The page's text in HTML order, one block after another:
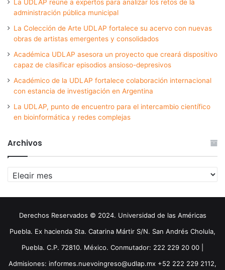
La UDLAP reúne a expertos para analizar los retos de la
administración pública municipal
La Colección de Arte UDLAP fortalece su acervo con nuevas
obras de artistas emergentes y consolidados
Académica UDLAP asesora un proyecto que creará dispositivo
capaz de clasificar episodios ansioso-depresivos
Académico de la UDLAP fortalece colaboración internacional
con estancia de investigación en Argentina
La UDLAP, punto de encuentro para el intercambio científico
en bioinformática y redes complejas
Archivos
Archivos
Derechos Reservados © 2024. Universidad de las Américas
Puebla. Ex hacienda Sta. Catarina Mártir S/N. San Andrés Cholula,
Puebla. C.P. 72810. México. Conmutador: 222 229 20 00 |
Admisiones: informes.nuevoingreso@udlap.mx +52 222 229 2112,